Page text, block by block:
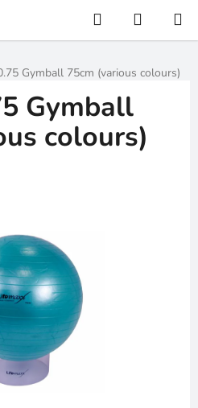
Hledat
KOŠÍK
Gymball 75cm (various colours)
Gymball
colours)